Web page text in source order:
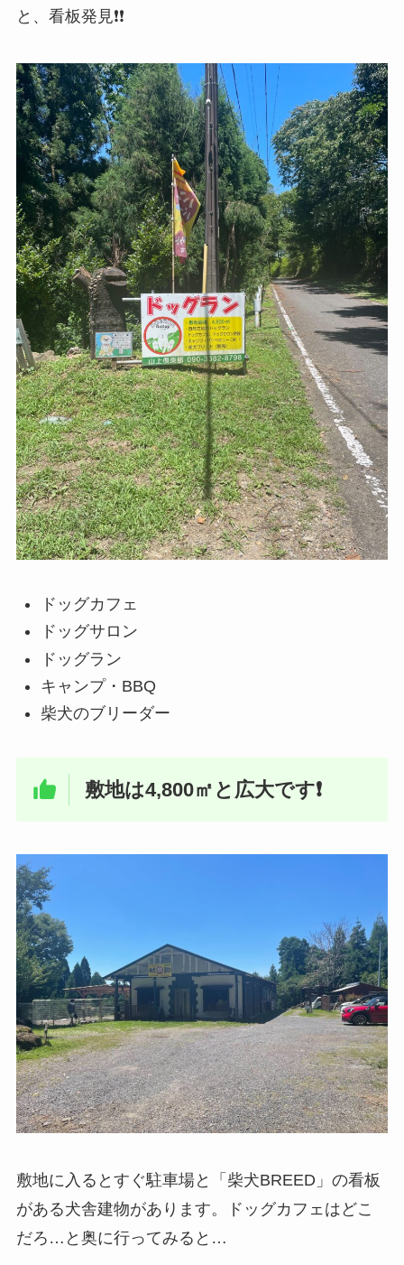
と、看板発見❗️❗️
ドッグカフェ
ドッグサロン
ドッグラン
キャンプ・BBQ
柴犬のブリーダー
敷地は4,800㎡と広大です❗️
敷地に入るとすぐ駐車場と「柴犬BREED」の看板
がある犬舎建物があります。ドッグカフェはどこ
だろ…と奥に行ってみると…